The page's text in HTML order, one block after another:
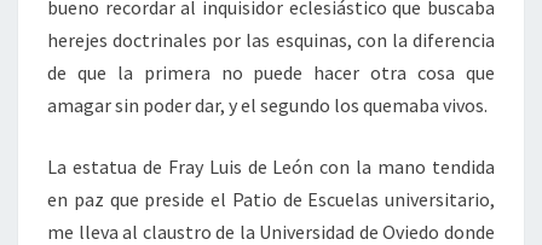
bueno recordar al inquisidor eclesiástico que buscaba
herejes doctrinales por las esquinas, con la diferencia
de que la primera no puede hacer otra cosa que
amagar sin poder dar, y el segundo los quemaba vivos.
La estatua de Fray Luis de León con la mano tendida
en paz que preside el Patio de Escuelas universitario,
me lleva al claustro de la Universidad de Oviedo donde